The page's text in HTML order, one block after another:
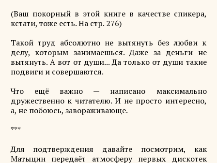
(Ваш покорный в этой книге в качестве спикера,
кстати, тоже есть. На стр. 276)
Такой труд абсолютно не вытянуть без любви к
делу, которым занимаешься. Даже за деньги не
вытянуть. А вот от души... Да только от души такие
подвиги и совершаются.
Что ещё важно — написано максимально
дружественно к читателю. И не просто интересно,
а, не побоюсь, завораживающе.
***
Для подтверждения давайте посмотрим, как
Матыцин передаёт атмосферу первых дискотек